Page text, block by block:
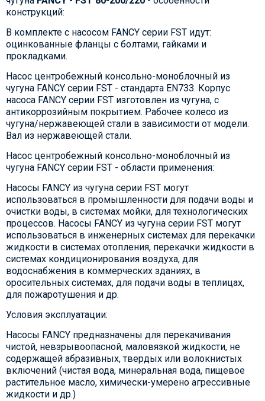
конструкций:
В комплекте с насосом FANCY серии FST идут:
оцинкованные фланцы с болтами, гайками и
прокладками.
Насос центробежный консольно-моноблочный из
чугуна FANCY серии FST - стандарта EN733. Корпус
насоса FANCY серии FST изготовлен из чугуна, с
антикоррозийным покрытием. Рабочее колесо из
чугуна/нержавеющей стали в зависимости от модели.
Вал из нержавеющей стали.
Насос центробежный консольно-моноблочный из
чугуна FANCY серии FST - области применения:
Насосы FANCY из чугуна серии FST могут
использоваться в промышленности для подачи воды и
очистки воды, в системах мойки, для технологических
процессов. Насосы FANCY из чугуна серии FST могут
использоваться в инженерных системах для перекачки
жидкости в системах отопления, перекачки жидкости в
системах кондиционирования воздуха, для
водоснабжения в коммерческих зданиях, в
оросительных системах, для подачи воды в теплицах,
для пожаротушения и др.
Условия эксплуатации:
Насосы FANCY предназначены для перекачивания
чистой, невзрывоопасной, маловязкой жидкости, не
содержащей абразивных, твердых или волокнистых
включений (чистая вода, минеральная вода, пищевое
растительное масло, химически-умерено агрессивные
жидкости и др.)